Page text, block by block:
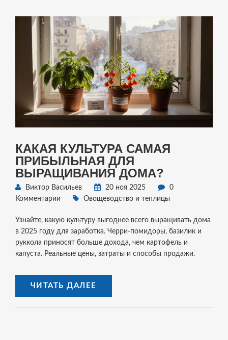
КАКАЯ КУЛЬТУРА САМАЯ
ПРИБЫЛЬНАЯ ДЛЯ
ВЫРАЩИВАНИЯ ДОМА?
Виктор Васильев 20 ноя 2025
0
Комментарии
Овощеводство и теплицы
Узнайте, какую культуру выгоднее всего выращивать дома
в 2025 году для заработка. Черри-помидоры, базилик и
руккола приносят больше дохода, чем картофель и
капуста. Реальные цены, затраты и способы продажи.
ЧИТАТЬ ДАЛЕЕ